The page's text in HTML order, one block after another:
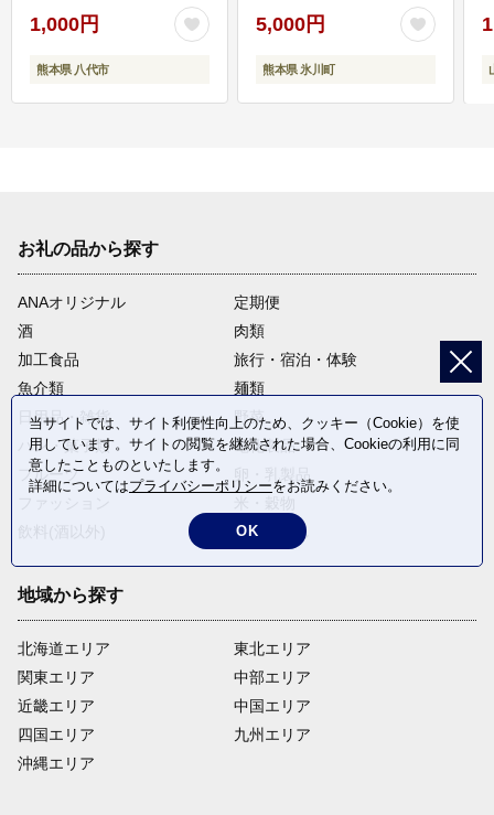
1,000円
熊本県 八代市
5,000円
熊本県 氷川町
お礼の品から探す
ANAオリジナル
定期便
酒
肉類
加工食品
旅行・宿泊・体験
魚介類
麺類
日用品・雑貨
野菜
パン・菓子類
電化製品
フルーツ
卵・乳製品
返礼品なし
地域から探す
北海道エリア
関東エリア
近畿エリア
四国エリア
沖縄エリア
東北エリア
中部エリア
中国エリア
九州エリア
当サイトでは、サイト利便性向上のため、クッキー（Cookie）を使
用しています。サイトの閲覧を継続された場合、Cookieの利用に同
意したことものといたします。
詳細についてはプライバシーポリシーをお読みください。
OK